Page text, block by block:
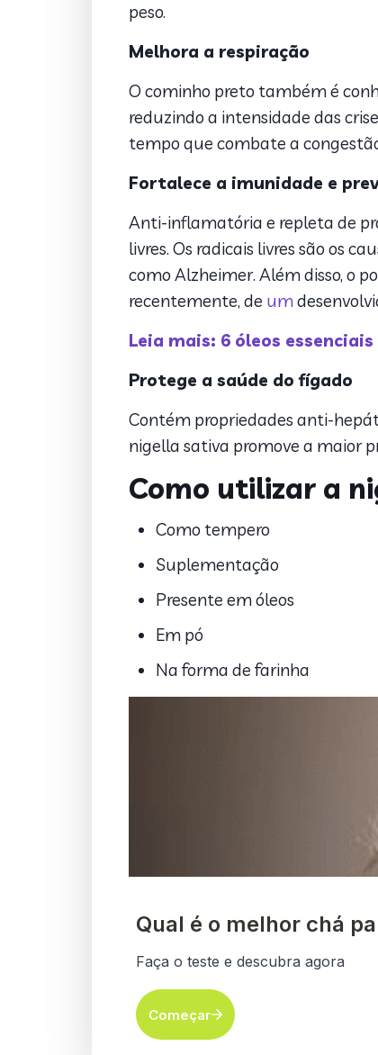
peso.
Melhora a respiração
O cominho preto também é
reduzindo a intensidade das
tempo que combate a
Fortalece a imunidade e
Anti-inflamatória e repleta de
livres. Os radicais livres são os
como Alzheimer. Além disso, o
recentemente, de um
Leia mais: 6 óleos
Protege a saúde do fígado
Contém propriedades anti-
nigella sativa promove a maior
Como utilizar a
Como tempero
Suplementação
Presente em óleos
Em pó
Na forma de farinha